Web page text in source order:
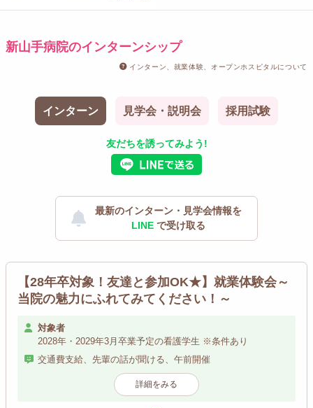
新山手病院のインターンシップ
インターン、就業体験、オープンホスピタルについて
インターン 見学会・説明会 採用試験
友だちを誘ってみよう!
最新のインターン・見学会情報を
LINE で受け取る
【28年卒対象！友達と参加OK★】就業体験会～
当院の魅力にふれてみてください！～
対象者
2028年・2029年3月卒業予定の看護学生 ※条件あり
交通費支給、先輩の話が聞ける、午前開催
詳細をみる